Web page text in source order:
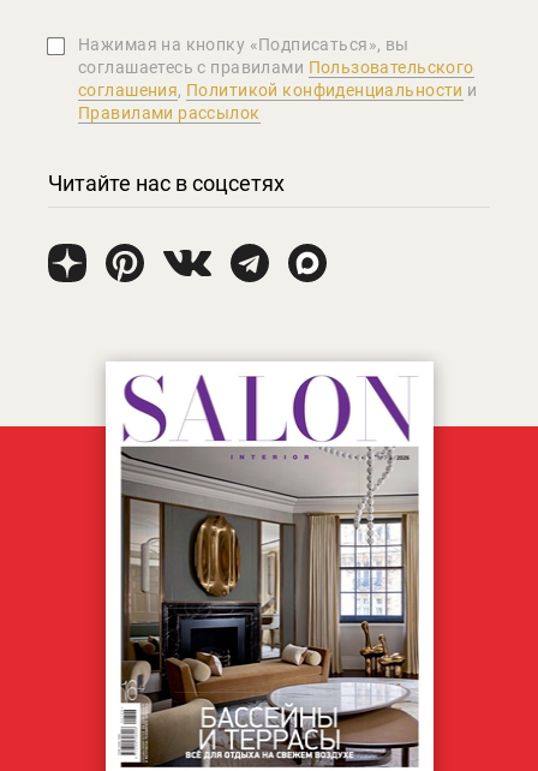
Нажимая на кнопку «Подписаться», вы
соглашаетеcь с правилами Пользовательского
соглашения, Политикой конфиденциальности и
Правилами рассылок
Читайте нас в соцсетях